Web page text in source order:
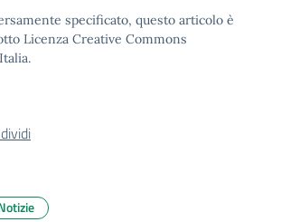
specificato, questo articolo è
Licenza Creative Commons